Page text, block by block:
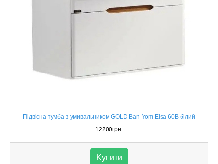
Підвісна тумба з умивальником GOLD Ban-Yom Elsa 60B білий
12200грн.
Kупити